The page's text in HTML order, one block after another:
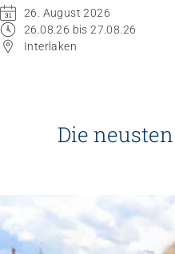
26. August 2026
26.08.26 bis 27.08.26
Interlaken
Die